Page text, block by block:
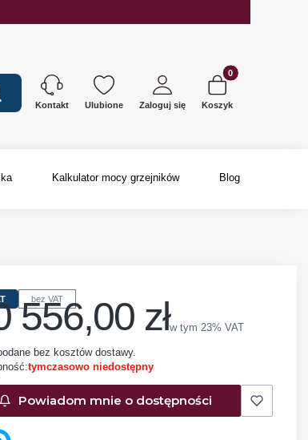
Kontakt Ulubione Zaloguj się
Produkty w
Koszyk
Kalkulator mocy grzejników Blog
bez VAT
556,00 złw tym 23% VAT
w tym 23% VAT
bez kosztów dostawy.
tymczasowo niedostępny
Powiadom mnie o dostępności